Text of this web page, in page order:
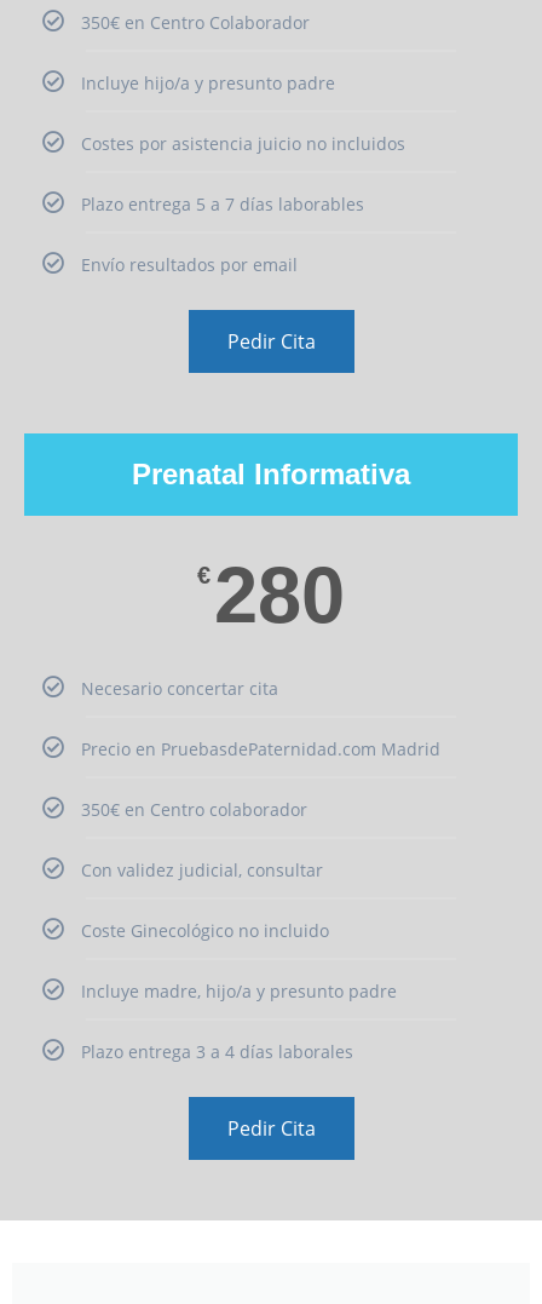
350€ en Centro Colaborador
Incluye hijo/a y presunto padre
Costes por asistencia juicio no incluidos
Plazo entrega 5 a 7 días laborables
Envío resultados por email
Pedir Cita
Prenatal Informativa
€ 280
Necesario concertar cita
Precio en PruebasdePaternidad.com Madrid
350€ en Centro colaborador
Con validez judicial, consultar
Coste Ginecológico no incluido
Incluye madre, hijo/a y presunto padre
Plazo entrega 3 a 4 días laborales
Pedir Cita